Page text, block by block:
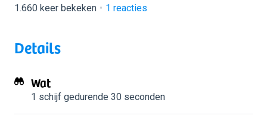
1.660 keer bekeken
1 reacties
Details
Wat
1 schijf gedurende 30 seconden